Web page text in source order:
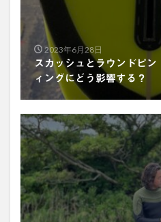
2023年6月28日
スカッシュとラウンドピ
ィングにどう影響する？